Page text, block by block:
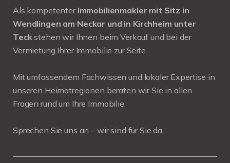
Als kompetenter Immobilienmakler mit Sitz in
Wendlingen am Neckar und in Kirchheim unter
Teckstehen wir Ihnen beim Verkauf und bei der
Vermietung Ihrer Immobilie zur Seite.
Mit umfassendem Fachwissen und lokaler Expertise in
unseren Heimatregionen beraten wir Sie in allen
Fragen rund um Ihre Immobilie.
Sprechen Sie uns an – wir sind für Sie da.